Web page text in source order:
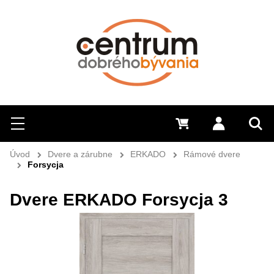
Hľadať
Menu Prihlásiť
0 €
Úvod Dvere a zárubne ERKADO
Rámové dvere
Forsycja
Dvere ERKADO Forsycja 3